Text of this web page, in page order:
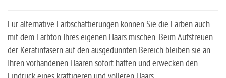
Für alternative Farbschattierungen können Sie die Farben auch
mit dem Farbton Ihres eigenen Haars mischen. Beim Aufstreuen
der Keratinfasern auf den ausgedünnten Bereich bleiben sie an
Ihren vorhandenen Haaren sofort haften und erwecken den